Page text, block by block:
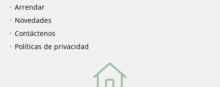
Arrendar
Novedades
Contáctenos
Políticas de privacidad